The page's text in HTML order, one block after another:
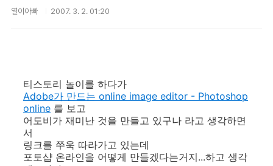
열이아빠 2007. 3. 2. 01:20
티스토리 놀이를 하다가
Adobe가 만드는 online image editor - Photoshop
online 를 보고
어도비가 재미난 것을 만들고 있구나 라고 생각하면
서
링크를 쭈욱 따라가고 있는데
포토샵 온라인을 어떻게 만들겠다는거지...하고 생각